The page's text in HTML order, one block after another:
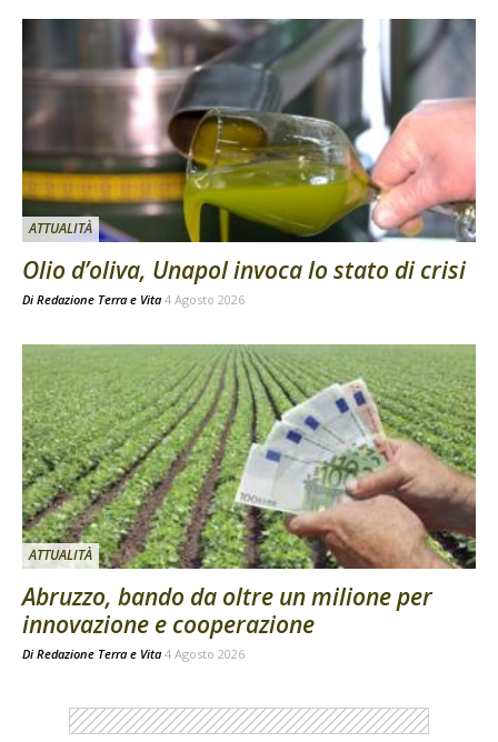
ATTUALITÀ
Olio d’oliva, Unapol invoca lo stato di crisi
Di Redazione Terra e Vita 4 Agosto 2026
ATTUALITÀ
Abruzzo, bando da oltre un milione per
innovazione e cooperazione
Di Redazione Terra e Vita 4 Agosto 2026